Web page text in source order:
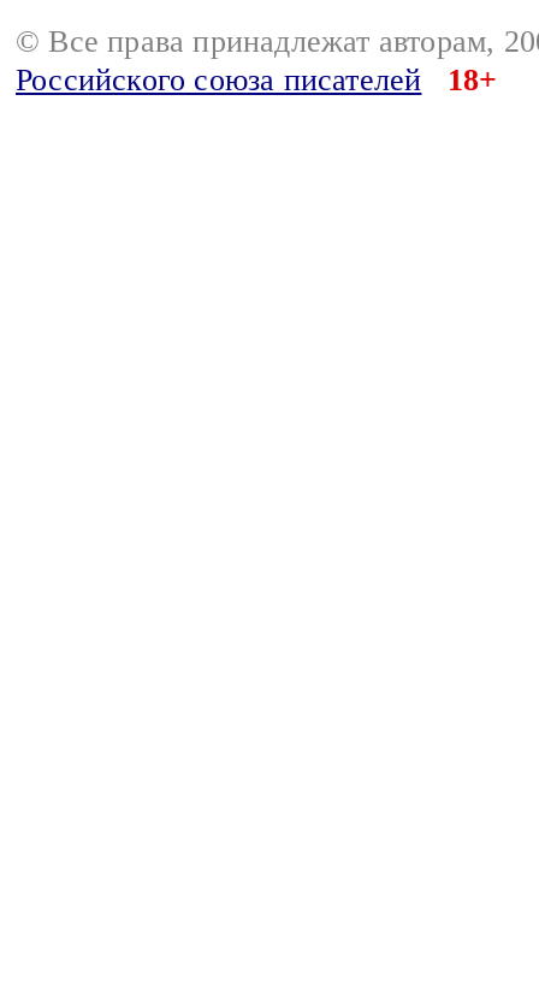
© Все права принадлежат авторам,
Российского союза писателей
18+